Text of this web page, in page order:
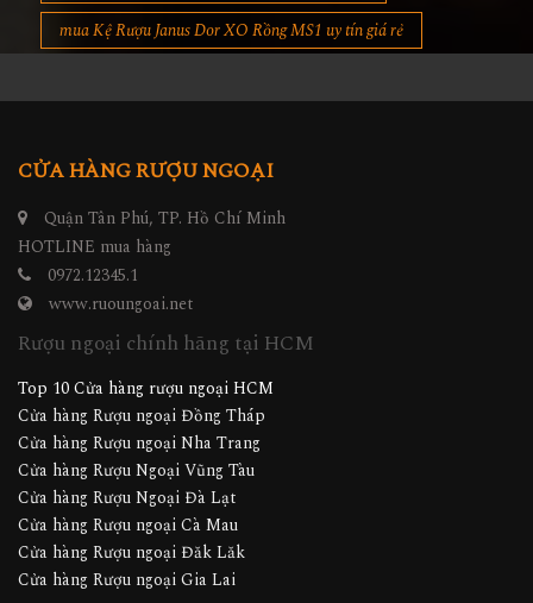
mua Kệ Rượu Janus Dor XO Rồng MS1 uy tín giá rẻ
CỬA HÀNG RƯỢU NGOẠI
Quận Tân Phú, TP. Hồ Chí Minh
HOTLINE mua hàng
0972.12345.1
www.ruoungoai.net
Rượu ngoại chính hãng tại HCM
Top 10 Cửa hàng rượu ngoại HCM
Cửa hàng Rượu ngoại Đồng Tháp
Cửa hàng Rượu ngoại Nha Trang
Cửa hàng Rượu Ngoại Vũng Tàu
Cửa hàng Rượu Ngoại Đà Lạt
Cửa hàng Rượu ngoại Cà Mau
Cửa hàng Rượu ngoại Đăk Lăk
Cửa hàng Rượu ngoại Gia Lai